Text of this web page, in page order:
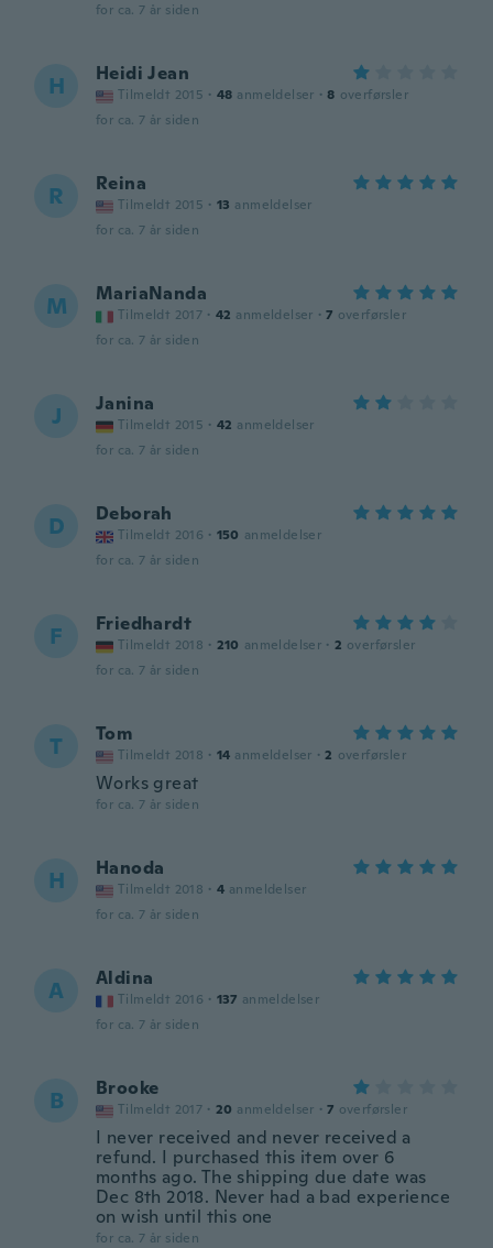
for ca. 7 år siden
H Heidi Jean
Tilmeldt 2015 · 48 anmeldelser · 8 overførsler
for ca. 7 år siden
R Reina
Tilmeldt 2015 · 13 anmeldelser
for ca. 7 år siden
M MariaNanda
Tilmeldt 2017 · 42 anmeldelser · 7 overførsler
for ca. 7 år siden
J Janina
Tilmeldt 2015 · 42 anmeldelser
for ca. 7 år siden
D Deborah
Tilmeldt 2016 · 150 anmeldelser
for ca. 7 år siden
F Friedhardt
Tilmeldt 2018 · 210 anmeldelser · 2 overførsler
for ca. 7 år siden
T Tom
Tilmeldt 2018 · 14 anmeldelser · 2 overførsler
Works great
for ca. 7 år siden
H Hanoda
Tilmeldt 2018 · 4 anmeldelser
for ca. 7 år siden
A Aldina
Tilmeldt 2016 · 137 anmeldelser
for ca. 7 år siden
B Brooke
Tilmeldt 2017 · 20 anmeldelser · 7 overførsler
I never received and never received a
refund. I purchased this item over 6
months ago. The shipping due date was
Dec 8th 2018. Never had a bad experience
on wish until this one
for ca. 7 år siden